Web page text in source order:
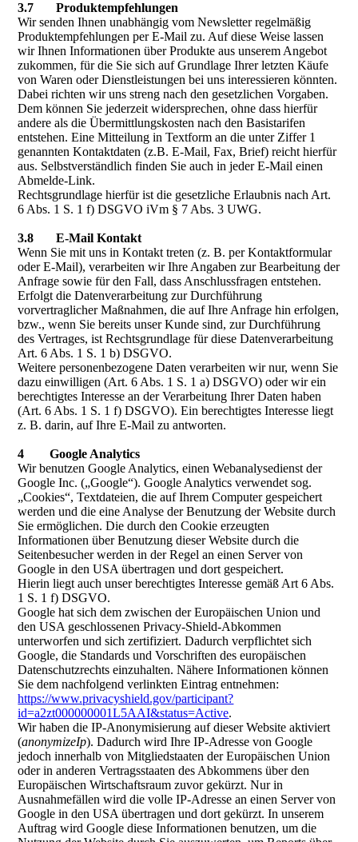
3.7 Produktempfehlungen
Wir senden Ihnen unabhängig vom Newsletter regelmäßig
Produktempfehlungen per E-Mail zu. Auf diese Weise lassen
wir Ihnen Informationen über Produkte aus unserem Angebot
zukommen, für die Sie sich auf Grundlage Ihrer letzten Käufe
von Waren oder Dienstleistungen bei uns interessieren könnten.
Dabei richten wir uns streng nach den gesetzlichen Vorgaben.
Dem können Sie jederzeit widersprechen, ohne dass hierfür
andere als die Übermittlungskosten nach den Basistarifen
entstehen. Eine Mitteilung in Textform an die unter Ziffer 1
genannten Kontaktdaten (z.B. E-Mail, Fax, Brief) reicht hierfür
aus. Selbstverständlich finden Sie auch in jeder E-Mail einen
Abmelde-Link.
Rechtsgrundlage hierfür ist die gesetzliche Erlaubnis nach Art.
6 Abs. 1 S. 1 f) DSGVO iVm § 7 Abs. 3 UWG.
3.8 E-Mail Kontakt
Wenn Sie mit uns in Kontakt treten (z. B. per Kontaktformular
oder E-Mail), verarbeiten wir Ihre Angaben zur Bearbeitung der
Anfrage sowie für den Fall, dass Anschlussfragen entstehen.
Erfolgt die Datenverarbeitung zur Durchführung
vorvertraglicher Maßnahmen, die auf Ihre Anfrage hin erfolgen,
bzw., wenn Sie bereits unser Kunde sind, zur Durchführung
des Vertrages, ist Rechtsgrundlage für diese Datenverarbeitung
Art. 6 Abs. 1 S. 1 b) DSGVO.
Weitere personenbezogene Daten verarbeiten wir nur, wenn Sie
dazu einwilligen (Art. 6 Abs. 1 S. 1 a) DSGVO) oder wir ein
berechtigtes Interesse an der Verarbeitung Ihrer Daten haben
(Art. 6 Abs. 1 S. 1 f) DSGVO). Ein berechtigtes Interesse liegt
z. B. darin, auf Ihre E-Mail zu antworten.
4 Google Analytics
Wir benutzen Google Analytics, einen Webanalysedienst der
Google Inc. („Google“). Google Analytics verwendet sog.
„Cookies“, Textdateien, die auf Ihrem Computer gespeichert
werden und die eine Analyse der Benutzung der Website durch
Sie ermöglichen. Die durch den Cookie erzeugten
Informationen über Benutzung dieser Website durch die
Seitenbesucher werden in der Regel an einen Server von
Google in den USA übertragen und dort gespeichert.
Hierin liegt auch unser berechtigtes Interesse gemäß Art 6 Abs.
1 S. 1 f) DSGVO.
Google hat sich dem zwischen der Europäischen Union und
den USA geschlossenen Privacy-Shield-Abkommen
unterworfen und sich zertifiziert. Dadurch verpflichtet sich
Google, die Standards und Vorschriften des europäischen
Datenschutzrechts einzuhalten. Nähere Informationen können
Sie dem nachfolgend verlinkten Eintrag entnehmen:
https://www.privacyshield.gov/participant?
id=a2zt000000001L5AAI&status=Active.
Wir haben die IP-Anonymisierung auf dieser Website aktiviert
(anonymizeIp). Dadurch wird Ihre IP-Adresse von Google
jedoch innerhalb von Mitgliedstaaten der Europäischen Union
oder in anderen Vertragsstaaten des Abkommens über den
Europäischen Wirtschaftsraum zuvor gekürzt. Nur in
Ausnahmefällen wird die volle IP-Adresse an einen Server von
Google in den USA übertragen und dort gekürzt. In unserem
Auftrag wird Google diese Informationen benutzen, um die